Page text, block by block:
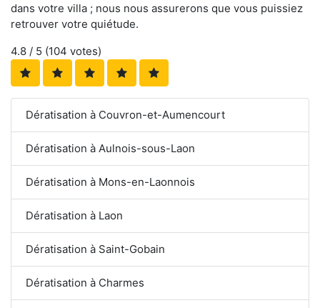
dans votre villa ; nous nous assurerons que vous puissiez
retrouver votre quiétude.
4.8 / 5 (104 votes)
Dératisation à Couvron-et-Aumencourt
Dératisation à Aulnois-sous-Laon
Dératisation à Mons-en-Laonnois
Dératisation à Laon
Dératisation à Saint-Gobain
Dératisation à Charmes